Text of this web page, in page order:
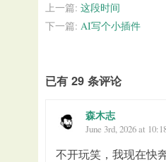
上一篇: 这段时间
下一篇: AI写个小插件
已有 29 条评论
森木志
June 3rd, 2026 at
不开玩笑，我现在快